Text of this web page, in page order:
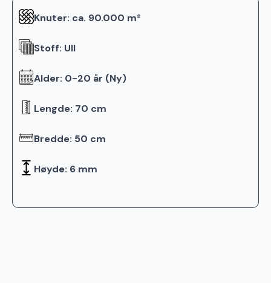
Knuter: ca. 90.000 m²
Stoff: Ull
Alder: 0-20 år (Ny)
Lengde: 70 cm
Bredde: 50 cm
Høyde: 6 mm